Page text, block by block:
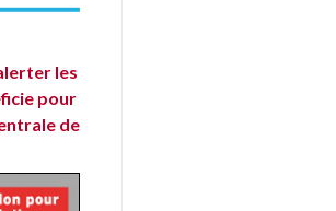
les
pour
de